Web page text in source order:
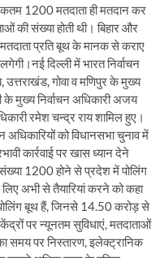
1200 मतदाता ही मतदान कर
की संख्या होती थी। बिहार और
प्रति बूथ के मानक से कराए
दिल्ली में भारत निर्वाचन
गोवा व मणिपुर के मुख्य
के मुख्य निर्वाचन अधिकारी अजय
रमेश चन्द्र राय शामिल हुए।
अधिकारियों को विधानसभा चुनाव में
कार्रवाई पर खास ध्यान देने
1200 होने से प्रदेश में पोलिंग
अभी से तैयारियां करने को कहा
बूथ हैं, जिनसे 14.50 करोड़ से
पर न्यूनतम सुविधाएं, मतदाताओं
समय पर निस्तारण, इलेक्ट्रानिक